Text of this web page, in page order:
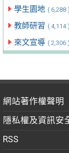
學生園地 ( 6,288 )
教師研習 ( 4,114 )
來文宣導 ( 2,306 )
網站著作權聲明
隱私權及資訊安
RSS